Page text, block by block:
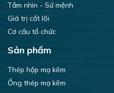
Tầm nhìn - Sứ mệnh
Giá trị cốt lõi
Cơ cấu tổ chức
Sản phẩm
Thép hộp mạ kẽm
Ống thép mạ kẽm